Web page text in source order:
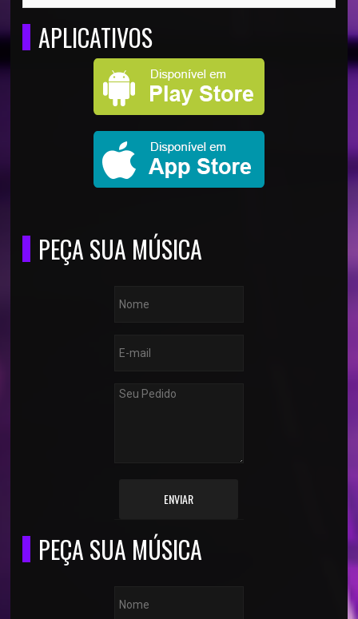
APLICATIVOS
PEÇA SUA MÚSICA
ENVIAR
PEÇA SUA MÚSICA